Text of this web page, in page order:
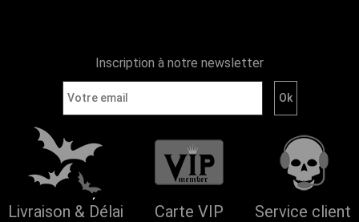
Inscription à notre newsletter
Livraison & Délai Carte VIP Service client